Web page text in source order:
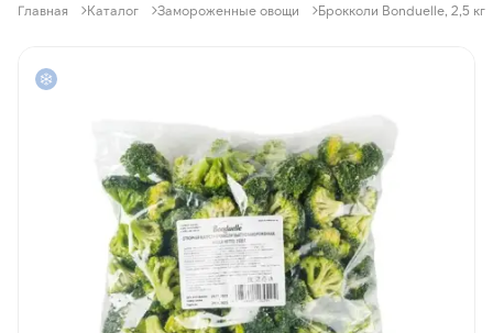
Главная Каталог Замороженные овощи Брокколи Bonduelle, 2,5 кг